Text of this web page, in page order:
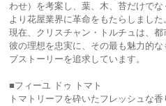
わせ）を考案し、葉、木、苔だけで
より花屋業界に革命をもたらしました
現在、クリスチャン・トルチュは、
彼の理想を忠実に、その最も魅力的
ブストーリーを追求しています。
■フィーユ ドゥ トマト
トマトリーフを砕いたフレッシュな